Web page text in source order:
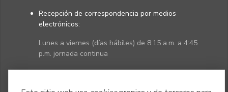
Recepción de correspondencia por medios
electrónicos:
Lunes a viernes (días hábiles) de 8:15 a.m. a 4:45
p.m. jornada continua